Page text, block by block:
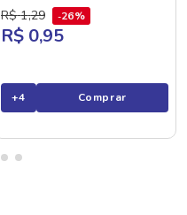
R$ 1,29 26%
R$ 0,95
+4 Comprar